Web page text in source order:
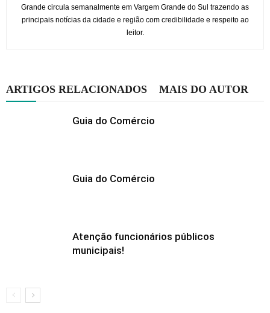
Grande circula semanalmente em Vargem Grande do Sul trazendo as
principais notícias da cidade e região com credibilidade e respeito ao
leitor.
ARTIGOS RELACIONADOS MAIS DO AUTOR
Guia do Comércio
Guia do Comércio
Atenção funcionários públicos
municipais!